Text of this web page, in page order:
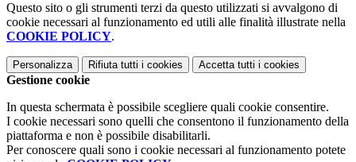
Questo sito o gli strumenti terzi da questo utilizzati si avvalgono di
cookie necessari al funzionamento ed utili alle finalità illustrate nella
COOKIE POLICY.
Personalizza Rifiuta tutti i cookies Accetta tutti i cookies
Gestione cookie
In questa schermata è possibile scegliere quali cookie consentire.
I cookie necessari sono quelli che consentono il funzionamento della
piattaforma e non è possibile disabilitarli.
Per conoscere quali sono i cookie necessari al funzionamento potete